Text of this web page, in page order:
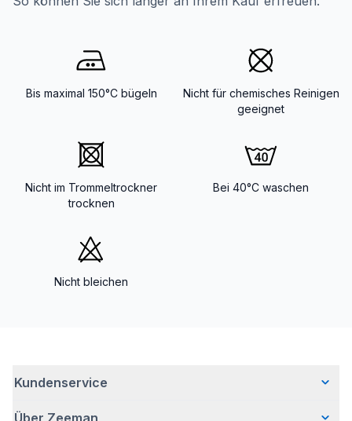
Bis maximal 150°C bügeln
Nicht für chemisches Reinigen
geeignet
Nicht im Trommeltrockner
trocknen
Bei 40°C waschen
Nicht bleichen
Kundenservice
Über Zeeman